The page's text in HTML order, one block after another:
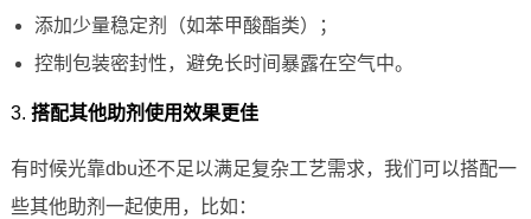
添加少量稳定剂（如苯甲酸酯类）；
控制包装密封性，避免长时间暴露在空气中。
3. 搭配其他助剂使用效果更佳
有时候光靠dbu还不足以满足复杂工艺需求，我们可以搭配一
些其他助剂一起使用，比如：